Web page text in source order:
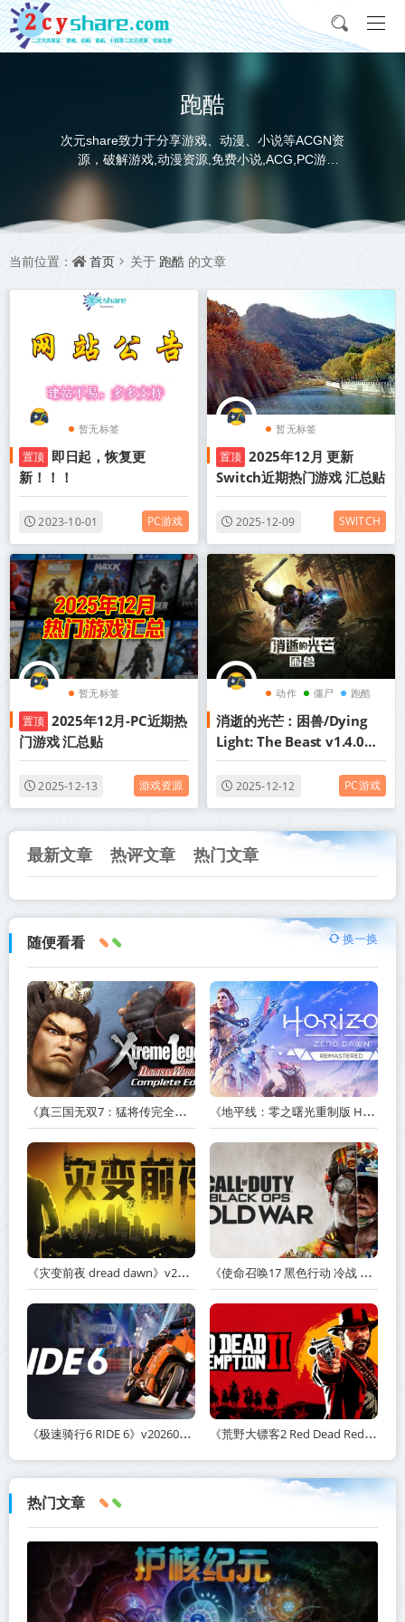
跑酷
次元share致力于分享游戏、动漫、小说等ACGN资
源，破解游戏,动漫资源,免费小说,ACG,PC游
戏,switch游戏,金手指，动画电影,动画片,全本小说,
并提供网盘下载
当前位置： 首页 关于 跑酷 的文章
暂无标签
置顶 即日起，恢复更
新！！！
2023-10-01 PC游戏
暂无标签
置顶 2025年12月 更新
Switch近期热门游戏 汇总贴
2025-12-09 SWITCH
暂无标签
置顶 2025年12月-PC近期热
门游戏 汇总贴
2025-12-13 游戏资源
动作 僵尸 跑酷
消逝的光芒：困兽/Dying
Light: The Beast v1.4.0豪
华单机版+v1.4.0c联机版|容
量65.6GB|官方简体中文.国
语配音|支持键盘.鼠标.手柄|
2025-12-12 PC游戏
最新文章 热评文章 热门文章
随便看看 换一换
《真三国无双7：猛将传完全版 DYNASTY WARRIORS 7: Xtreme Legends Complete Edition》Build.3602035-免安装中文版【PC/手机双端】丨中文版 《地平线：零之曙光重制版 Horizon Zero Dawn Remastered》v1.5.89.0-送修改器丨中文版网盘下载
《灾变前夜 dread dawn》v20260530-免安装中文版丨中文版网盘下载 《使命召唤17 黑色行动 冷战 Call of Duty: Black Ops Cold War》v1.34.1.15931218-全DLC+送修改器丨中文版网盘下载
《极速骑行6 RIDE 6》v20260511-免安装中文版丨中文版网盘下载 《荒野大镖客2 Red Dead Redemption 2》v1491.50-打包mod+送修改器丨中文版网盘下载
热门文章